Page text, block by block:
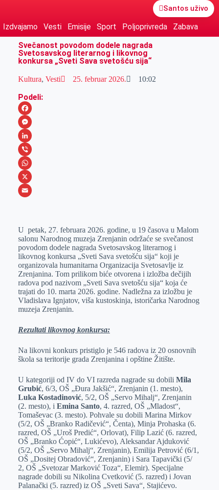
Santos uživo
Izdvajamo Vesti Emisije Sport Poljoprivreda
Zabava
Svečanost povodom dodele nagrada
Svetosavskog literarnog i likovnog
konkursa „Sveti Sava svetošću sija“
Kultura, Vesti 25. februar 2026. 10:02
Podeli:
F
a
c
e
b
o
M
e
s
s
e
e
r
L
i
n
k
I
n
V
i
b
W
h
s
A
p
p
X
a
i
l
U petak, 27. februara 2026. godine, u 19 časova u Malom
salonu Narodnog muzeja Zrenjanin održaće se svečanost
povodom dodele nagrada Svetosavskog literarnog i
likovnog konkursa „Sveti Sava svetošću sija“ koji je
organizovala humanitarna Organizacija Svetosavlјe iz
Zrenjanina. Tom prilikom biće otvorena i izložba dečijih
radova pod nazivom „Sveti Sava svetošću sija“ koja će
trajati do 10. marta 2026. godine. Nadležna za izložbu je
Vladislava Ignjatov, viša kustoskinja, istoričarka Narodnog
muzeja Zrenjanin.
Rezultati likovnog konkursa:
Na likovni konkurs pristiglo je 546 radova iz 20 osnovnih
škola sa teritorije grada Zrenjanina i opštine Žitište.
U kategoriji od IV do VI razreda nagrade su dobili Mila
Grubić, 6/3, OŠ „Đura Jakšić“, Zrenjanin (1. mesto),
Luka Kostadinović, 5/2, OŠ „Servo Mihalј“, Zrenjanin
(2. mesto), i Emina Santo, 4. razred, OŠ „Mladost“,
Tomaševac (3. mesto). Pohvale su dobili Marina Mirkov
(5/2, OŠ „Branko Radičević“, Čenta), Minja Prohaska (6.
razred, OŠ „Uroš Predić“, Orlovat), Filip Lazić (6. razred,
OŠ „Branko Ćopić“, Lukićevo), Aleksandar Ajduković
(5/2, OŠ „Servo Mihalј“, Zrenjanin), Emilija Petrović (6/1,
OŠ „Dositej Obradović“, Zrenjanin) i Sara Tapavički (5/
2, OŠ „Svetozar Marković Toza“, Elemir). Specijalne
nagrade dobili su Nikolina Cvetković (5. razred) i Jovan
Palanački (5. razred) iz OŠ „Sveti Sava“, Stajićevo.